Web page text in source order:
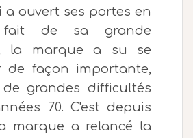
a ouvert ses portes en
fait de sa grande
la marque a su se
de façon importante,
grandes difficultés
70. C'est depuis
marque a relancé la